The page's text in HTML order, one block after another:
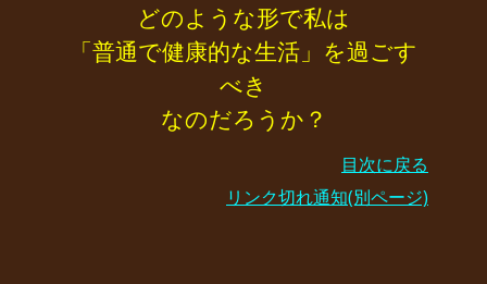
どのような形で私は
「普通で健康的な生活」を過ごす
べき
なのだろうか？
目次に戻る
リンク切れ通知(別ページ)